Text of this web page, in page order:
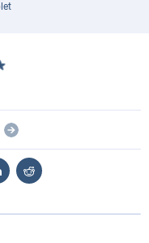
numérique : le
par un ESP32
GY-271 :
, un module de bus